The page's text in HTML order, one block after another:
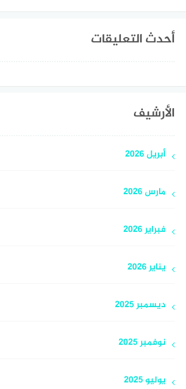
أحدث التعليقات
الأرشيف
أبريل 2026
مارس 2026
فبراير 2026
يناير 2026
ديسمبر 2025
نوفمبر 2025
يوليو 2025